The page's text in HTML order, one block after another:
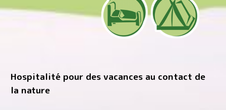
Hospitalité pour des vacances au contact de
la nature